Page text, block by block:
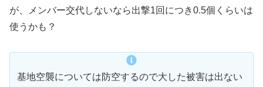
が、メンバー交代しないなら出撃1回につき0.5個くらいは
使うかも？
基地空襲については防空するので大した被害は出ない